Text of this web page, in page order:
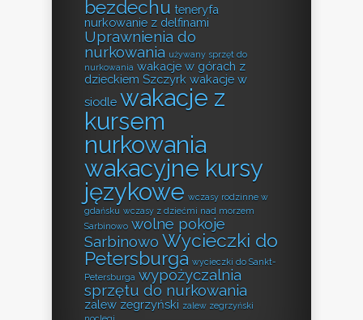
bezdechu teneryfa
nurkowanie z delfinami
Uprawnienia do
nurkowania używany sprzęt do
nurkowania wakacje w górach z
dzieckiem Szczyrk wakacje w
siodle wakacje z
kursem
nurkowania
wakacyjne kursy
językowe wczasy rodzinne w
gdańsku wczasy z dziećmi nad morzem
Sarbinowo wolne pokoje
Sarbinowo Wycieczki do
Petersburga wycieczki do Sankt-
Petersburga wypożyczalnia
sprzętu do nurkowania
zalew zegrzyński zalew zegrzyński